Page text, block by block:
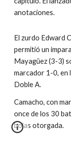
anotaciones.
El zurdo Edward
permitió un
Mayagüez (3-3)
marcador 1-0, en
Doble A.
Camacho, con
once de los 30
bolas otorgada.